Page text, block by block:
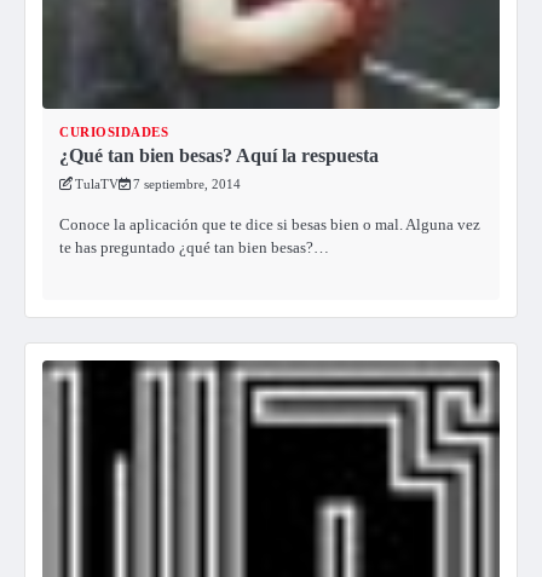
CURIOSIDADES
¿Qué tan bien besas? Aquí la respuesta
TulaTV 7 septiembre, 2014
Conoce la aplicación que te dice si besas bien o mal. Alguna vez
te has preguntado ¿qué tan bien besas?…